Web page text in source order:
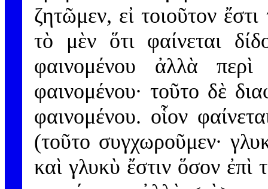
ζητῶμεν, εἰ τοιοῦτον
τὸ μὲν ὅτι φαίνεται
φαινομένου ἀλλὰ
φαινομένου· τοῦτο δὲ
φαινομένου. οἷον
(τοῦτο συγχωροῦμεν·
καὶ γλυκὺ ἔστιν ὅσον ἐπὶ